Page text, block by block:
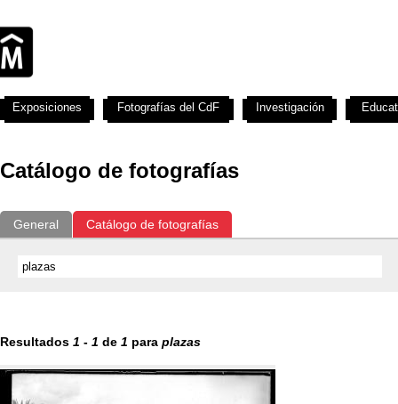
Catálogo de fotografías
General Catálogo de fotografías
Resultados 1 - 1 de 1 para plazas
Exposiciones Fotografías del CdF Investigación